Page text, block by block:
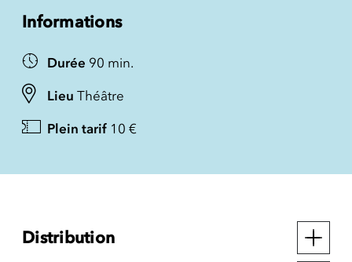
Informations
Durée 90 min.
Lieu Théâtre
Plein tarif 10 €
Distribution